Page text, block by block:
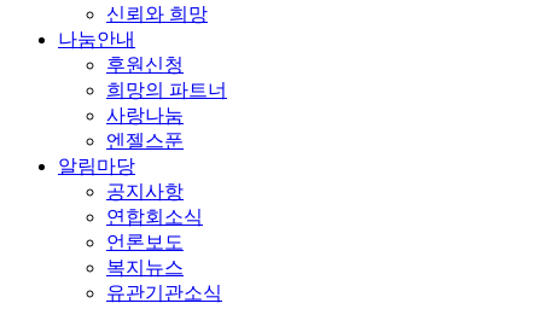
신뢰와 희망
나눔안내
후원신청
희망의 파트너
사랑나눔
엔젤스푼
알림마당
공지사항
연합회소식
언론보도
복지뉴스
유관기관소식